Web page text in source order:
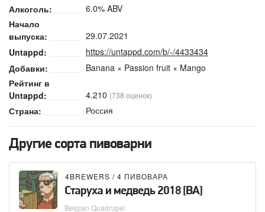
Алкоголь:
6.0% ABV
Начало
выпуска:
29.07.2021
Untappd:
https://untappd.com/b/-/4433434
Добавки:
Banana × Passion fruit × Mango
Рейтинг в
Untappd:
4.210 (738 оценок)
Страна: Россия
Другие сорта пивоварни
4BREWERS / 4 ПИВОВАРА
Старуха и медведь 2018 [BA]
Belgian Quadrupel